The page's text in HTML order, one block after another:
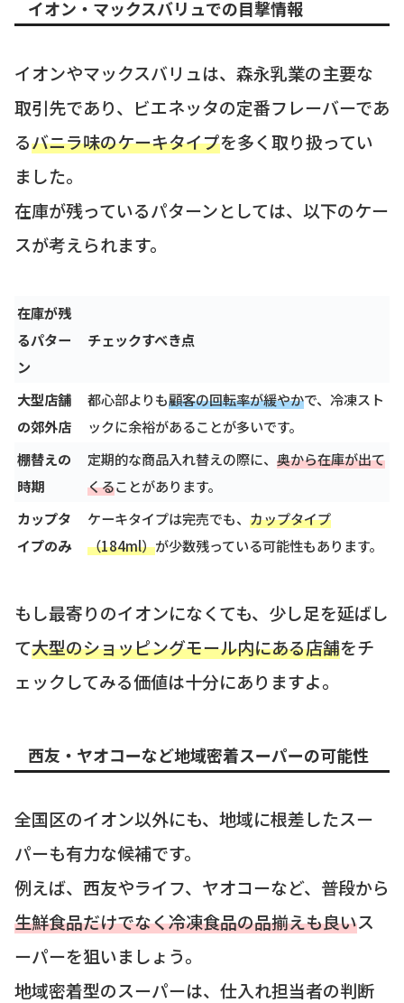
イオン・マックスバリュでの目撃情報
イオンやマックスバリュは、森永乳業の主要な
取引先であり、ビエネッタの定番フレーバーであ
るバニラ味のケーキタイプを多く取り扱ってい
ました。
在庫が残っているパターンとしては、以下のケー
スが考えられます。
在庫が残
るパター
ン
チェックすべき点
大型店舗
の郊外店
都心部よりも顧客の回転率が緩やかで、冷凍スト
ックに余裕があることが多いです。
棚替えの
時期
定期的な商品入れ替えの際に、 奥から在庫が出て
くることがあります。
カップタ
イプのみ
ケーキタイプは完売でも、 カップタイプ
（184ml）が少数残っている可能性もあります。
もし最寄りのイオンになくても、少し足を延ばし
て大型のショッピングモール内にある店舗をチ
ェックしてみる価値は十分にありますよ。
西友・ヤオコーなど地域密着スーパーの可能性
全国区のイオン以外にも、地域に根差したスー
パーも有力な候補です。
例えば、西友やライフ、ヤオコーなど、普段から
生鮮食品だけでなく冷凍食品の品揃えも良いス
ーパーを狙いましょう。
地域密着型のスーパーは、仕入れ担当者の判断